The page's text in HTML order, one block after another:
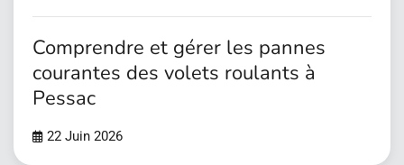
Comprendre et gérer les pannes
courantes des volets roulants à
Pessac
22 Juin 2026